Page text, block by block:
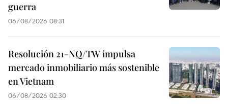
guerra
06/08/2026 08:31
Resolución 21-NQ/TW impulsa
mercado inmobiliario más sostenible
en Vietnam
06/08/2026 02:30